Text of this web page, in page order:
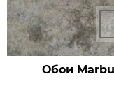
Обои